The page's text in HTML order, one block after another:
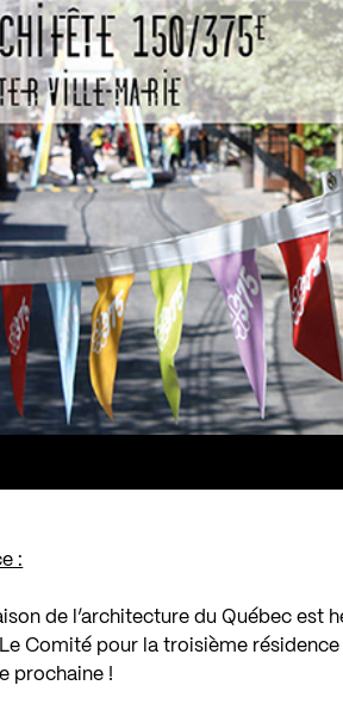
:
de l’architecture du Québec est
Comité pour la troisième résidence
prochaine !